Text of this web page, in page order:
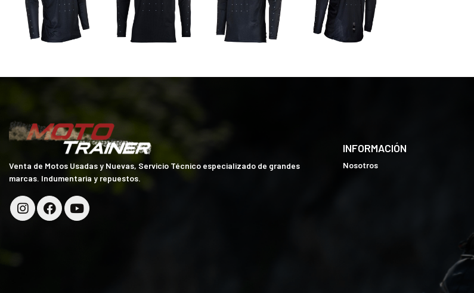
Venta de Motos Usadas y Nuevas, Servicio Técnico especializado de grandes
marcas. Indumentaria y repuestos.
INFORMACIÓN
Nosotros